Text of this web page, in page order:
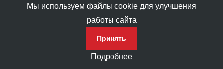
Все права защищены © 1993—2025 АРС-Пром, ПФ «АРС-Пром»
Мы используем файлы cookie для улучшения
работы сайта
Принять
Подробнее